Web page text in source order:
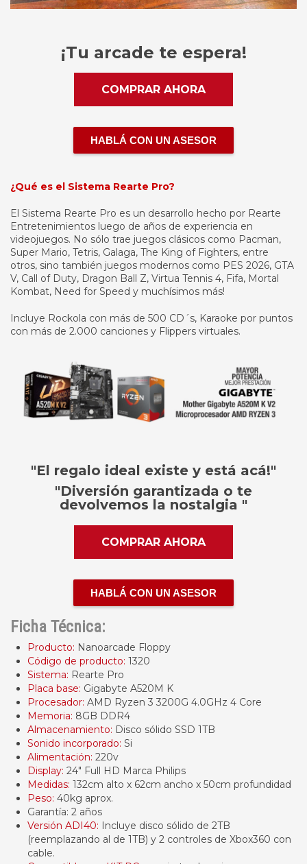
¡Tu arcade te espera!
COMPRAR AHORA
HABLÁ CON UN ASESOR
¿Qué es el Sistema Rearte Pro?
El Sistema Rearte Pro es un desarrollo hecho por Rearte
Entretenimientos luego de años de experiencia en
videojuegos. No sólo trae juegos clásicos como Pacman,
Super Mario, Tetris, Galaga, The King of Fighters, entre
otros, sino también juegos modernos como PES 2026, GTA
V, Call of Duty, Dragon Ball Z, Virtua Tennis 4, Fifa, Mortal
Kombat, Need for Speed y muchísimos más!
Incluye Rockola con más de 500 CD´s, Karaoke por puntos
con más de 2.000 canciones y Flippers virtuales.
"El regalo ideal existe y está acá!"
"Diversión garantizada o te
devolvemos la nostalgia "
COMPRAR AHORA
HABLÁ CON UN ASESOR
Ficha Técnica:
Producto: Nanoarcade Floppy
Código de producto: 1320
Sistema: Rearte Pro
Placa base: Gigabyte A520M K
Procesador: AMD Ryzen 3 3200G 4.0GHz 4 Core
Memoria: 8GB DDR4
Almacenamiento: Disco sólido SSD 1TB
Sonido incorporado: Si
Alimentación: 220v
Display: 24" Full HD Marca Philips
Medidas: 132cm alto x 62cm ancho x 50cm profundidad
Peso: 40kg aprox.
Garantía: 2 años
Versión ADI40: Incluye disco sólido de 2TB
(reemplazando al de 1TB) y 2 controles de Xbox360 con
cable.